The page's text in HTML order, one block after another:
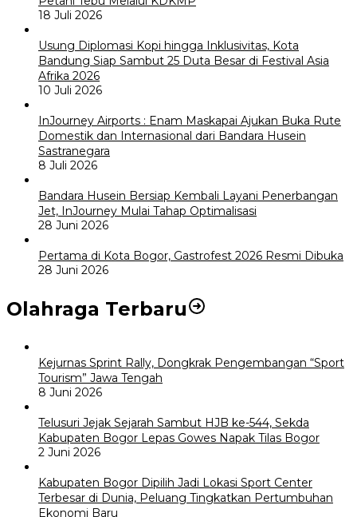
18 Juli 2026
Usung Diplomasi Kopi hingga Inklusivitas, Kota
Bandung Siap Sambut 25 Duta Besar di Festival Asia
Afrika 2026
10 Juli 2026
InJourney Airports : Enam Maskapai Ajukan Buka Rute
Domestik dan Internasional dari Bandara Husein
Sastranegara
8 Juli 2026
Bandara Husein Bersiap Kembali Layani Penerbangan
Jet, InJourney Mulai Tahap Optimalisasi
28 Juni 2026
Pertama di Kota Bogor, Gastrofest 2026 Resmi Dibuka
28 Juni 2026
Olahraga Terbaru
Kejurnas Sprint Rally, Dongkrak Pengembangan “Sport
Tourism” Jawa Tengah
8 Juni 2026
Telusuri Jejak Sejarah Sambut HJB ke-544, Sekda
Kabupaten Bogor Lepas Gowes Napak Tilas Bogor
2 Juni 2026
Kabupaten Bogor Dipilih Jadi Lokasi Sport Center
Terbesar di Dunia, Peluang Tingkatkan Pertumbuhan
Ekonomi Baru